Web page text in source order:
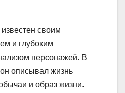
своим
и глубоким
персонажей. В
описывал жизнь
и образ жизни.